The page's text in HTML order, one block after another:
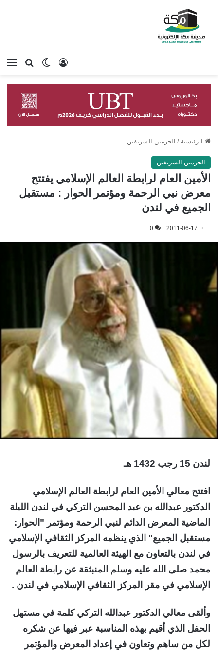
بحثالوضع
تسجيل الدخول
الرئيسية / الحرمين الشريفين
الحرمين الشريفين
الأمين العام لرابطة العالم الإسلامي يفتتح
معرض نبي الرحمة ومؤتمر الحوار : مستقبل
الجميع في لندن
2011-06-17
0
لندن 15 رجب 1432 هـ
افتتح معالي الأمين العام لرابطة العالم الإسلامي
الدكتور عبدالله بن عبد المحسن التركي في لندن الليلة
الماضية المعرض الدائم لنبي الرحمة ومؤتمر "الحوار:
مستقبل الجميع" الذي ينظمه المركز الثقافي الإسلامي
في لندن بالتعاون مع الهيئة العالمية للتعريف بالرسول
محمد صلى الله عليه وسلم المنبثقة عن رابطة العالم
الإسلامي في مقر المركز الثقافي الإسلامي في لندن .
وألقى معالي الدكتور عبدالله التركي كلمة في مستهل
الحفل الذي أقيم بهذه المناسبة عبر فيها عن شكره
لكل من ساهم وتعاون في إعداد المعرض والمؤتمر